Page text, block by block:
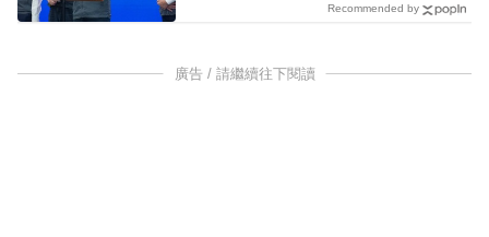
Recommended by
廣告 / 請繼續往下閱讀